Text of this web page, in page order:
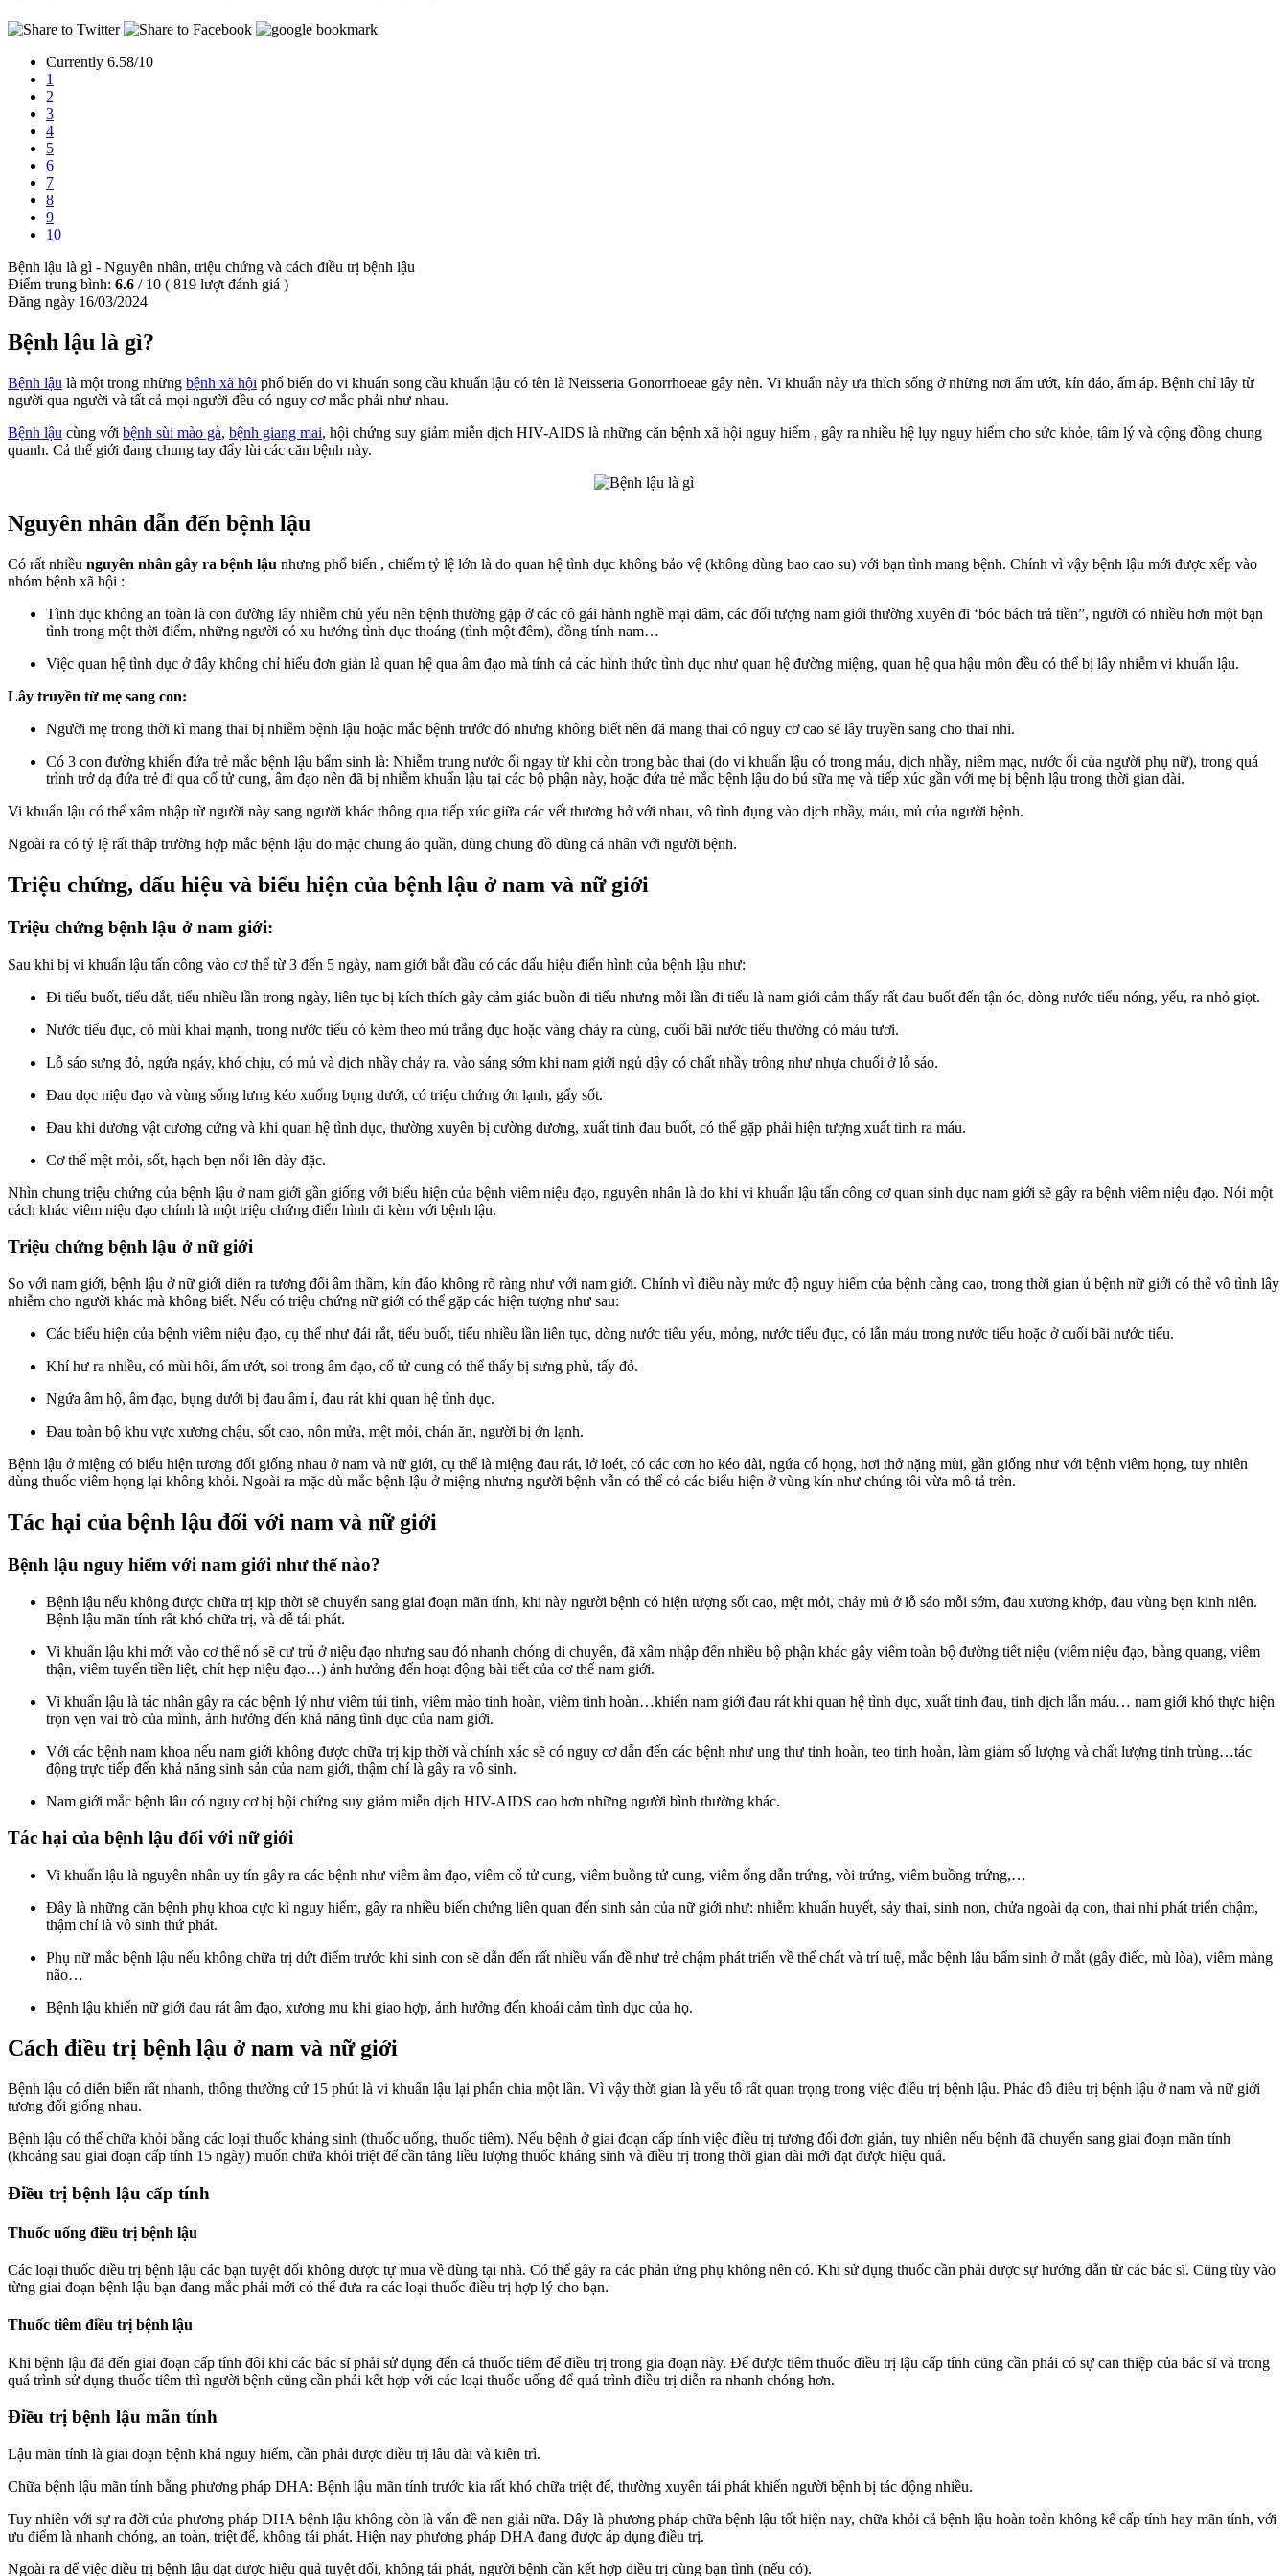
Currently 6.58/10
1
2
3
4
5
6
7
8
9
10
Bệnh lậu là gì - Nguyên nhân, triệu chứng và cách điều trị bệnh lậu
Điểm trung bình: 6.6 / 10 ( 819 lượt đánh giá )
Đăng ngày 16/03/2024
Bệnh lậu là gì?
Bệnh lậu là một trong những bệnh xã hội phổ biến do vi khuẩn song cầu khuẩn lậu có tên là Neisseria Gonorrhoeae gây nên. Vi khuẩn này ưa thích sống ở những nơi ẩm ướt, kín đáo, ấm áp. Bệnh chỉ lây từ
người qua người và tất cả mọi người đều có nguy cơ mắc phải như nhau.
Bệnh lậu cùng với bệnh sùi mào gà, bệnh giang mai, hội chứng suy giảm miễn dịch HIV-AIDS là những căn bệnh xã hội nguy hiểm , gây ra nhiều hệ lụy nguy hiểm cho sức khỏe, tâm lý và cộng đồng chung
quanh. Cả thế giới đang chung tay đẩy lùi các căn bệnh này.
Nguyên nhân dẫn đến bệnh lậu
Có rất nhiều nguyên nhân gây ra bệnh lậu nhưng phổ biến , chiếm tỷ lệ lớn là do quan hệ tình dục không bảo vệ (không dùng bao cao su) với bạn tình mang bệnh. Chính vì vậy bệnh lậu mới được xếp vào
nhóm bệnh xã hội :
Tình dục không an toàn là con đường lây nhiễm chủ yếu nên bệnh thường gặp ở các cô gái hành nghề mại dâm, các đối tượng nam giới thường xuyên đi ‘bóc bách trả tiền”, người có nhiều hơn một bạn
tình trong một thời điểm, những người có xu hướng tình dục thoáng (tình một đêm), đồng tính nam…
Việc quan hệ tình dục ở đây không chỉ hiểu đơn giản là quan hệ qua âm đạo mà tính cả các hình thức tình dục như quan hệ đường miệng, quan hệ qua hậu môn đều có thể bị lây nhiễm vi khuẩn lậu.
Lây truyền từ mẹ sang con:
Người mẹ trong thời kì mang thai bị nhiễm bệnh lậu hoặc mắc bệnh trước đó nhưng không biết nên đã mang thai có nguy cơ cao sẽ lây truyền sang cho thai nhi.
Có 3 con đường khiến đứa trẻ mắc bệnh lậu bẩm sinh là: Nhiễm trung nước ối ngay từ khi còn trong bào thai (do vi khuẩn lậu có trong máu, dịch nhầy, niêm mạc, nước ối của người phụ nữ), trong quá
trình trở dạ đứa trẻ đi qua cổ tử cung, âm đạo nên đã bị nhiễm khuẩn lậu tại các bộ phận này, hoặc đứa trẻ mắc bệnh lậu do bú sữa mẹ và tiếp xúc gần với mẹ bị bệnh lậu trong thời gian dài.
Vi khuẩn lậu có thể xâm nhập từ người này sang người khác thông qua tiếp xúc giữa các vết thương hở với nhau, vô tình đụng vào dịch nhầy, máu, mủ của người bệnh.
Ngoài ra có tỷ lệ rất thấp trường hợp mắc bệnh lậu do mặc chung áo quần, dùng chung đồ dùng cá nhân với người bệnh.
Triệu chứng, dấu hiệu và biểu hiện của bệnh lậu ở nam và nữ giới
Triệu chứng bệnh lậu ở nam giới:
Sau khi bị vi khuẩn lậu tấn công vào cơ thể từ 3 đến 5 ngày, nam giới bắt đầu có các dấu hiệu điển hình của bệnh lậu như:
Đi tiểu buốt, tiểu dắt, tiểu nhiều lần trong ngày, liên tục bị kích thích gây cảm giác buồn đi tiểu nhưng mỗi lần đi tiểu là nam giới cảm thấy rất đau buốt đến tận óc, dòng nước tiểu nóng, yếu, ra nhỏ giọt.
Nước tiểu đục, có mùi khai mạnh, trong nước tiểu có kèm theo mủ trắng đục hoặc vàng chảy ra cùng, cuối bãi nước tiểu thường có máu tươi.
Lỗ sáo sưng đỏ, ngứa ngáy, khó chịu, có mủ và dịch nhầy chảy ra. vào sáng sớm khi nam giới ngủ dậy có chất nhầy trông như nhựa chuối ở lỗ sáo.
Đau dọc niệu đạo và vùng sống lưng kéo xuống bụng dưới, có triệu chứng ớn lạnh, gấy sốt.
Đau khi dương vật cương cứng và khi quan hệ tình dục, thường xuyên bị cường dương, xuất tinh đau buốt, có thể gặp phải hiện tượng xuất tinh ra máu.
Cơ thể mệt mỏi, sốt, hạch bẹn nổi lên dày đặc.
Nhìn chung triệu chứng của bệnh lậu ở nam giới gần giống với biểu hiện của bệnh viêm niệu đạo, nguyên nhân là do khi vi khuẩn lậu tấn công cơ quan sinh dục nam giới sẽ gây ra bệnh viêm niệu đạo. Nói một
cách khác viêm niệu đạo chính là một triệu chứng điển hình đi kèm với bệnh lậu.
Triệu chứng bệnh lậu ở nữ giới
So với nam giới, bệnh lậu ở nữ giới diễn ra tương đối âm thầm, kín đáo không rõ ràng như với nam giới. Chính vì điều này mức độ nguy hiểm của bệnh càng cao, trong thời gian ủ bệnh nữ giới có thể vô tình lây
nhiễm cho người khác mà không biết. Nếu có triệu chứng nữ giới có thể gặp các hiện tượng như sau:
Các biểu hiện của bệnh viêm niệu đạo, cụ thể như đái rắt, tiểu buốt, tiểu nhiều lần liên tục, dòng nước tiểu yếu, mỏng, nước tiểu đục, có lẫn máu trong nước tiểu hoặc ở cuối bãi nước tiểu.
Khí hư ra nhiều, có mùi hôi, ẩm ướt, soi trong âm đạo, cổ tử cung có thể thấy bị sưng phù, tấy đỏ.
Ngứa âm hộ, âm đạo, bụng dưới bị đau âm ỉ, đau rát khi quan hệ tình dục.
Đau toàn bộ khu vực xương chậu, sốt cao, nôn mửa, mệt mỏi, chán ăn, người bị ớn lạnh.
Bệnh lậu ở miệng có biểu hiện tương đối giống nhau ở nam và nữ giới, cụ thể là miệng đau rát, lở loét, có các cơn ho kéo dài, ngứa cổ họng, hơi thở nặng mùi, gần giống như với bệnh viêm họng, tuy nhiên
dùng thuốc viêm họng lại không khỏi. Ngoài ra mặc dù mắc bệnh lậu ở miệng nhưng người bệnh vẫn có thể có các biểu hiện ở vùng kín như chúng tôi vừa mô tả trên.
Tác hại của bệnh lậu đối với nam và nữ giới
Bệnh lậu nguy hiểm với nam giới như thế nào?
Bệnh lậu nếu không được chữa trị kịp thời sẽ chuyển sang giai đoạn mãn tính, khi này người bệnh có hiện tượng sốt cao, mệt mỏi, chảy mủ ở lỗ sáo mỗi sớm, đau xương khớp, đau vùng bẹn kinh niên.
Bệnh lậu mãn tính rất khó chữa trị, và dễ tái phát.
Vi khuẩn lậu khi mới vào cơ thể nó sẽ cư trú ở niệu đạo nhưng sau đó nhanh chóng di chuyển, đã xâm nhập đến nhiều bộ phận khác gây viêm toàn bộ đường tiết niệu (viêm niệu đạo, bàng quang, viêm
thận, viêm tuyến tiền liệt, chít hẹp niệu đạo…) ảnh hưởng đến hoạt động bài tiết của cơ thế nam giới.
Vi khuẩn lậu là tác nhân gây ra các bệnh lý như viêm túi tinh, viêm mào tinh hoàn, viêm tinh hoàn…khiến nam giới đau rát khi quan hệ tình dục, xuất tinh đau, tinh dịch lẫn máu… nam giới khó thực hiện
trọn vẹn vai trò của mình, ảnh hưởng đến khả năng tình dục của nam giới.
Với các bệnh nam khoa nếu nam giới không được chữa trị kịp thời và chính xác sẽ có nguy cơ dẫn đến các bệnh như ung thư tinh hoàn, teo tinh hoàn, làm giảm số lượng và chất lượng tinh trùng…tác
động trực tiếp đến khả năng sinh sản của nam giới, thậm chí là gây ra vô sinh.
Nam giới mắc bệnh lâu có nguy cơ bị hội chứng suy giảm miễn dịch HIV-AIDS cao hơn những người bình thường khác.
Tác hại của bệnh lậu đối với nữ giới
Vi khuẩn lậu là nguyên nhân uy tín gây ra các bệnh như viêm âm đạo, viêm cổ tử cung, viêm buồng tử cung, viêm ống dẫn trứng, vòi trứng, viêm buồng trứng,…
Đây là những căn bệnh phụ khoa cực kì nguy hiểm, gây ra nhiều biến chứng liên quan đến sinh sản của nữ giới như: nhiễm khuẩn huyết, sảy thai, sinh non, chửa ngoài dạ con, thai nhi phát triển chậm,
thậm chí là vô sinh thứ phát.
Phụ nữ mắc bệnh lậu nếu không chữa trị dứt điểm trước khi sinh con sẽ dẫn đến rất nhiều vấn đề như trẻ chậm phát triển về thể chất và trí tuệ, mắc bệnh lậu bẩm sinh ở mắt (gây điếc, mù lòa), viêm màng
não…
Bệnh lậu khiến nữ giới đau rát âm đạo, xương mu khi giao hợp, ảnh hưởng đến khoái cảm tình dục của họ.
Cách điều trị bệnh lậu ở nam và nữ giới
Bệnh lậu có diễn biến rất nhanh, thông thường cứ 15 phút là vi khuẩn lậu lại phân chia một lần. Vì vậy thời gian là yếu tố rất quan trọng trong việc điều trị bệnh lậu. Phác đồ điều trị bệnh lậu ở nam và nữ giới
tương đối giống nhau.
Bệnh lậu có thể chữa khỏi bằng các loại thuốc kháng sinh (thuốc uống, thuốc tiêm). Nếu bệnh ở giai đoạn cấp tính việc điều trị tương đối đơn giản, tuy nhiên nếu bệnh đã chuyển sang giai đoạn mãn tính
(khoảng sau giai đoạn cấp tính 15 ngày) muốn chữa khỏi triệt để cần tăng liều lượng thuốc kháng sinh và điều trị trong thời gian dài mới đạt được hiệu quả.
Điều trị bệnh lậu cấp tính
Thuốc uống điều trị bệnh lậu
Các loại thuốc điều trị bệnh lậu các bạn tuyệt đối không được tự mua về dùng tại nhà. Có thể gây ra các phản ứng phụ không nên có. Khi sử dụng thuốc cần phải được sự hướng dẫn từ các bác sĩ. Cũng tùy vào
từng giai đoạn bệnh lậu bạn đang mắc phải mới có thể đưa ra các loại thuốc điều trị hợp lý cho bạn.
Thuốc tiêm điều trị bệnh lậu
Khi bệnh lậu đã đến giai đoạn cấp tính đôi khi các bác sĩ phải sử dụng đến cả thuốc tiêm để điều trị trong gia đoạn này. Để được tiêm thuốc điều trị lậu cấp tính cũng cần phải có sự can thiệp của bác sĩ và trong
quá trình sử dụng thuốc tiêm thì người bệnh cũng cần phải kết hợp với các loại thuốc uống để quá trình điều trị diễn ra nhanh chóng hơn.
Điều trị bệnh lậu mãn tính
Lậu mãn tính là giai đoạn bệnh khá nguy hiểm, cần phải được điều trị lâu dài và kiên trì.
Chữa bệnh lậu mãn tính bằng phương pháp DHA: Bệnh lậu mãn tính trước kia rất khó chữa triệt để, thường xuyên tái phát khiến người bệnh bị tác động nhiều.
Tuy nhiên với sự ra đời của phương pháp DHA bệnh lậu không còn là vấn đề nan giải nữa. Đây là phương pháp chữa bệnh lậu tốt hiện nay, chữa khỏi cả bệnh lậu hoàn toàn không kể cấp tính hay mãn tính, với
ưu điểm là nhanh chóng, an toàn, triệt để, không tái phát. Hiện nay phương pháp DHA đang được áp dụng điều trị.
Ngoài ra để việc điều trị bệnh lậu đạt được hiệu quả tuyệt đối, không tái phát, người bệnh cần kết hợp điều trị cùng bạn tình (nếu có).